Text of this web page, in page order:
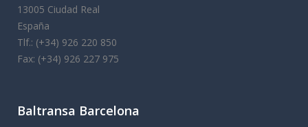
13005 Ciudad Real
España
Tlf.: (+34) 926 220 850
Fax: (+34) 926 227 975
Baltransa Barcelona